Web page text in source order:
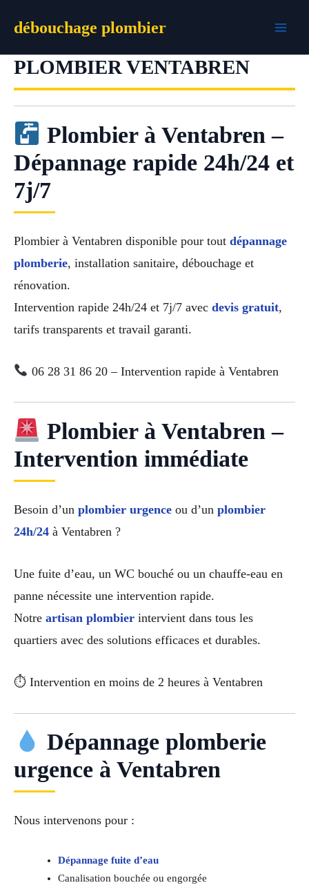
débouchage plombier
PLOMBIER VENTABREN
Plombier à Ventabren –
Dépannage rapide 24h/24 et
7j/7
Plombier à Ventabren disponible pour tout dépannage
plomberie, installation sanitaire, débouchage et
rénovation.
Intervention rapide 24h/24 et 7j/7 avec devis gratuit,
tarifs transparents et travail garanti.
06 28 31 86 20 – Intervention rapide à Ventabren
Plombier à Ventabren –
Intervention immédiate
Besoin d’un plombier urgence ou d’un plombier
24h/24 à Ventabren ?
Une fuite d’eau, un WC bouché ou un chauffe-eau en
panne nécessite une intervention rapide.
Notre artisan plombier intervient dans tous les
quartiers avec des solutions efficaces et durables.
⏱ Intervention en moins de 2 heures à Ventabren
Dépannage plomberie
urgence à Ventabren
Nous intervenons pour :
Dépannage fuite d’eau
Canalisation bouchée ou engorgée